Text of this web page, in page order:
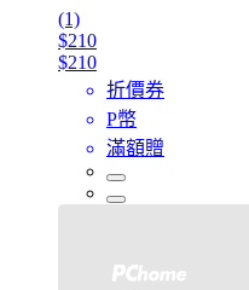
(1)
$210
$210
折價券
P幣
滿額贈